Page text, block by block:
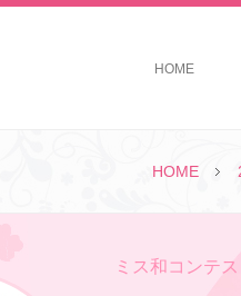
HOME
HOME
ミス和コンテ